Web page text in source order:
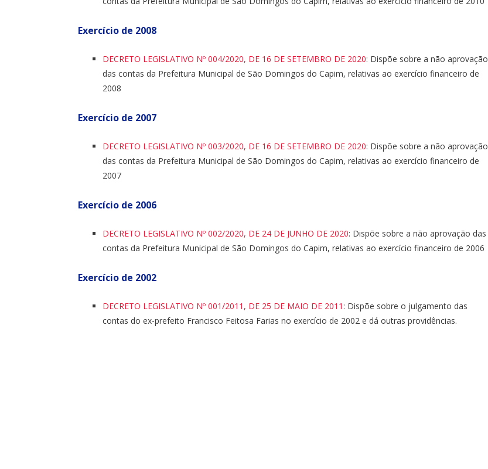
Exercício de 2008
DECRETO LEGISLATIVO Nº 004/2020, DE 16 DE SETEMBRO DE 2020: Dispõe sobre a não aprovação
das contas da Prefeitura Municipal de São Domingos do Capim, relativas ao exercício financeiro de
2008
Exercício de 2007
DECRETO LEGISLATIVO Nº 003/2020, DE 16 DE SETEMBRO DE 2020: Dispõe sobre a não aprovação
das contas da Prefeitura Municipal de São Domingos do Capim, relativas ao exercício financeiro de
2007
Exercício de 2006
DECRETO LEGISLATIVO Nº 002/2020, DE 24 DE JUNHO DE 2020: Dispõe sobre a não aprovação das
contas da Prefeitura Municipal de São Domingos do Capim, relativas ao exercício financeiro de 2006
Exercício de 2002
DECRETO LEGISLATIVO Nº 001/2011, DE 25 DE MAIO DE 2011 : Dispõe sobre o julgamento das
contas do ex-prefeito Francisco Feitosa Farias no exercício de 2002 e dá outras providências.